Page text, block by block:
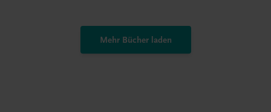
Mehr Bücher laden